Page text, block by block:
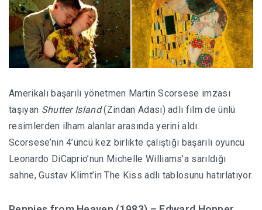
Amerikalı başarılı yönetmen Martin Scorsese imzası
taşıyan Shutter Island(Zindan Adası) adlı film de ünlü
resimlerden ilham alanlar arasında yerini aldı.
Scorsese’nin 4’üncü kez birlikte çalıştığı başarılı oyuncu
Leonardo DiCaprio’nun Michelle Williams’a sarıldığı
sahne, Gustav Klimt’in The Kiss adlı tablosunu hatırlatıyor.